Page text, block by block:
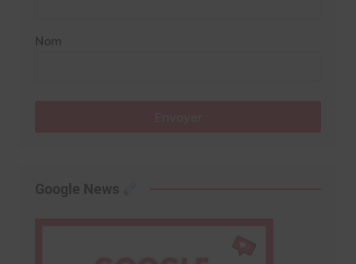
Nom
Google News